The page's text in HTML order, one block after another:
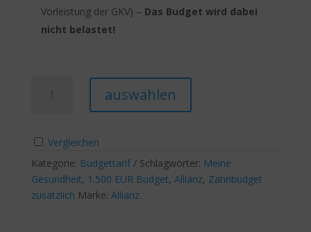
Vorleistung der GKV) – Das Budget wird dabei
nicht belastet!
Gesundheit
Budget,
Sehhilfe75%
im
Budget,
auswählen
t
n
a
Vergleichen
Kategorie: Budgettarif Schlagwörter: Meine
Gesundheit, 1.500 EUR Budget, Allianz, Zahnbudget
zusätzlich Marke: Allianz